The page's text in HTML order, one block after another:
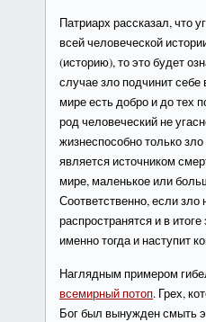
Патриарх рассказал, что
всей человеческой
(историю), то это будет
случае зло подчинит
мире есть добро и до тех
род человеческий не
жизнеспособно только
является источником
мире, маленькое или
Соответственно, если зло
распространятся и в
именно тогда и наступит
Наглядным примером
всемирный потоп. Грех,
Бог был вынужден смыть